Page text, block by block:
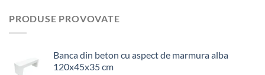
PRODUSE PROVOVATE
Banca din beton cu aspect de marmura alba
120x45x35 cm